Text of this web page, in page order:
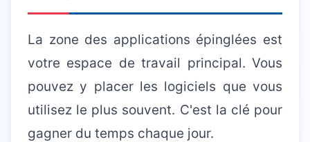
La zone des applications épinglées est
votre espace de travail principal. Vous
pouvez y placer les logiciels que vous
utilisez le plus souvent. C'est la clé pour
gagner du temps chaque jour.